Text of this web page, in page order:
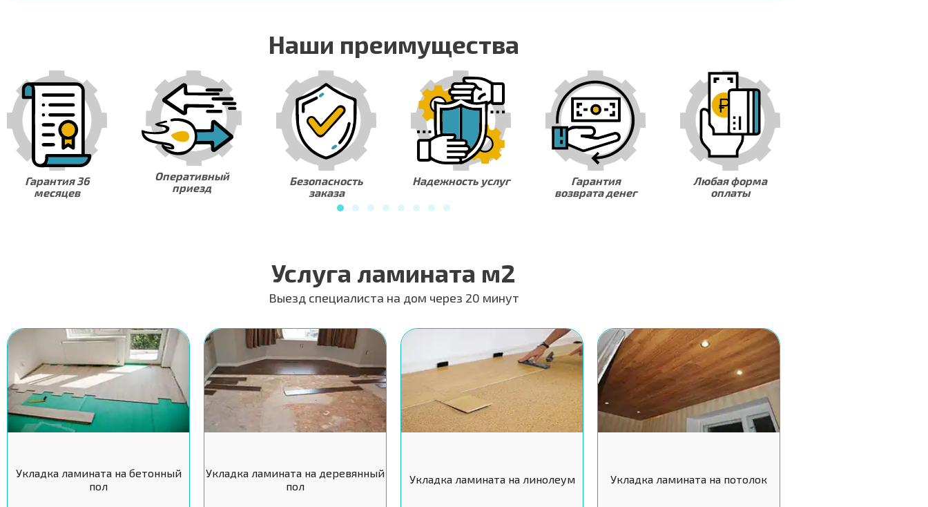
Наши преимущества
Оперативный
приезд
Безопасность
заказа
Надежность услуг
Гарантия
возврата денег
Любая форма
оплаты
Закупка
материалов
Услуга ламината м2
Выезд специалиста на дом через 20 минут
Укладка ламината на бетонный
пол
Укладка ламината на деревянный
пол
Укладка ламината на линолеум Укладка ламината на потолок